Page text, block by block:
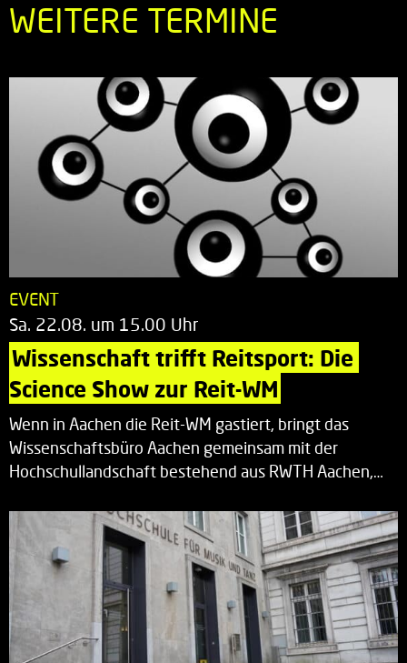
WEITERE TERMINE
EVENT
Sa. 22.08. um 15.00 Uhr
Wissenschaft trifft Reitsport: Die
Science Show zur Reit-WM
Wenn in Aachen die Reit-WM gastiert, bringt das
Wissenschaftsbüro Aachen gemeinsam mit der
Hochschullandschaft bestehend aus RWTH Aachen,…